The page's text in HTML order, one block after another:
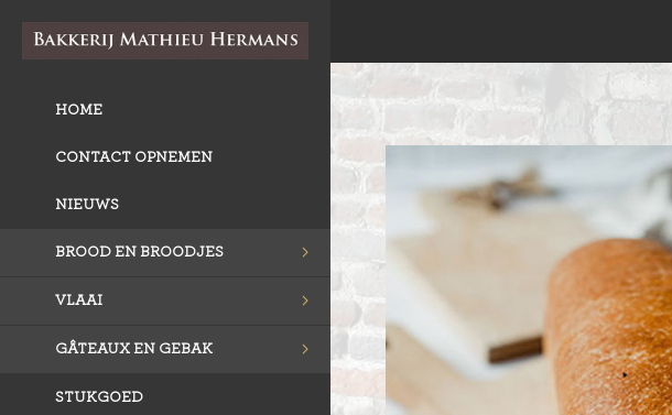
HOME
CONTACT OPNEMEN
NIEUWS
BROOD EN BROODJES
VLAAI
GÂTEAUX EN GEBAK
STUKGOED